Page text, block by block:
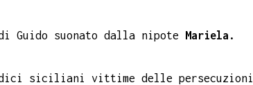
Guido suonato dalla nipote Mariela.
siciliani vittime delle persecuzioni